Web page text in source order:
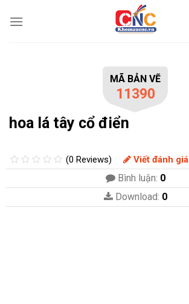
MÃ BẢN VẼ
11390
hoa lá tây cổ điển
(0 Reviews) Viết đánh giá
Bình luận: 0
Download: 0